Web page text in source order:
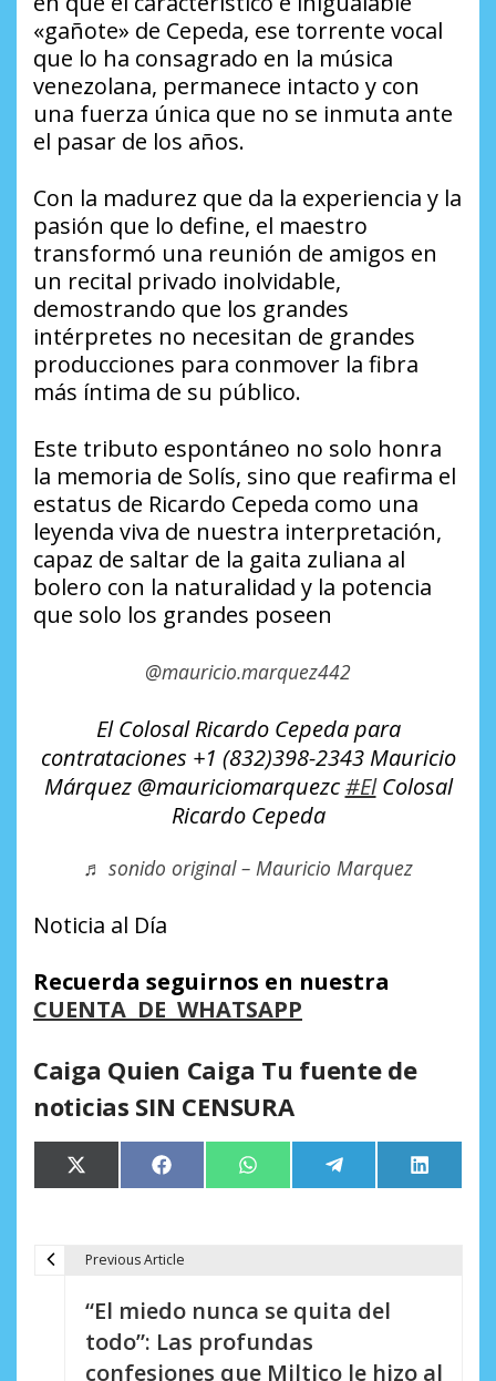
«gañote» de Cepeda, ese torrente vocal
que lo ha consagrado en la música
venezolana, permanece intacto y con
una fuerza única que no se inmuta ante
el pasar de los años.
Con la madurez que da la experiencia y la
pasión que lo define, el maestro
transformó una reunión de amigos en
un recital privado inolvidable,
demostrando que los grandes
intérpretes no necesitan de grandes
producciones para conmover la fibra
más íntima de su público.
Este tributo espontáneo no solo honra
la memoria de Solís, sino que reafirma el
estatus de Ricardo Cepeda como una
leyenda viva de nuestra interpretación,
capaz de saltar de la gaita zuliana al
bolero con la naturalidad y la potencia
que solo los grandes poseen
@mauricio.marquez442
El Colosal Ricardo Cepeda para
contrataciones +1 (832)398-2343 Mauricio
Márquez @mauriciomarquezc#ElColosal
Ricardo Cepeda
♬ sonido original – Mauricio Marquez
Noticia al Día
Recuerda seguirnos en nuestra
CUENTA DE WHATSAPP
Caiga Quien Caiga Tu fuente de
noticias SIN CENSURA
Compartir
en
X
(Twitter)
Compartir
en
Facebook Compartir
en
WhatsApp Compartir
en
Telegram
en
LinkedIn
Previous Article
“El miedo nunca se quita del
todo”: Las profundas
confesiones que Miltico le hizo al